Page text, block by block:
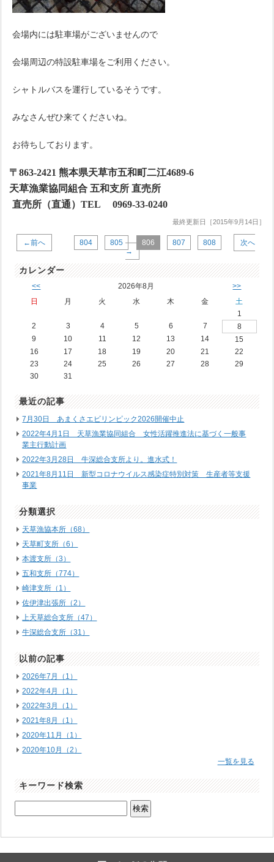
会場内には駐車場がございませんので
会場周辺の特設駐車場をご利用ください。
シャトルバスを運行しているそうです。
みなさんぜひ来てくださいね。
お待ちしております。
〒863-2421熊本県天草市五和町二江4689-6
天草漁業協同組合 五和支所 直売所
直売所（直通）TEL 0969-33-0240
最終更新日［2015年9月14日］
←前へ 804 805 806 807 808
次へ
→
カレンダー
<< 2026年8月 >>
日 月 火 水 木 金
土
1
2
3 4 5 6 7
8
9
10 11 12 13 14
15
16
17 18 19 20 21
22
23
24 25 26 27 28
29
30
31
最近の記事
7月30日 あまくさエビリンピック2026開催中止
2022年4月1日 天草漁業協同組合 女性活躍推進法に基づく一般事
業主行動計画
2022年3月28日 牛深総合支所より。進水式！
2021年8月11日 新型コロナウイルス感染症特別対策 生産者等支援
事業
分類選択
天草漁協本所（68）
天草町支所（6）
本渡支所（3）
五和支所（774）
崎津支所（1）
佐伊津出張所（2）
上天草総合支所（47）
牛深総合支所（31）
以前の記事
2026年7月（1）
2022年4月（1）
2022年3月（1）
2021年8月（1）
2020年11月（1）
2020年10月（2）
一覧を見る
キーワード検索